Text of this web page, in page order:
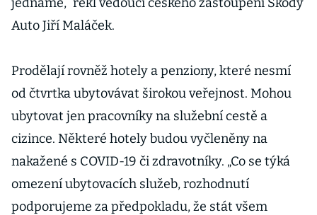
Auto Jiří Maláček.
Prodělají rovněž hotely a penziony, které nesmí
od čtvrtka ubytovávat širokou veřejnost. Mohou
ubytovat jen pracovníky na služební cestě a
cizince. Některé hotely budou vyčleněny na
nakažené s COVID-19 či zdravotníky. „Co se týká
omezení ubytovacích služeb, rozhodnutí
podporujeme za předpokladu, že stát všem